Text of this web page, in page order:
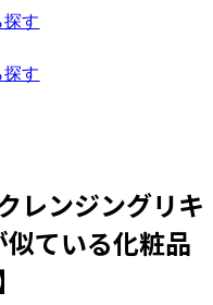
す
す
レンジングリキ
似ている化粧品